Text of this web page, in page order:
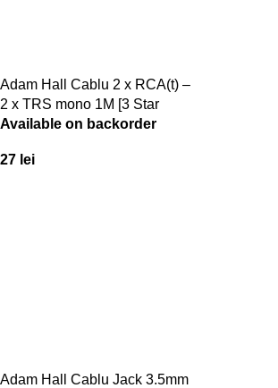
Adam Hall Cablu 2 x RCA(t) –
2 x TRS mono 1M [3 Star
Series]
Available on backorder
27 lei
Adam Hall Cablu Jack 3.5mm